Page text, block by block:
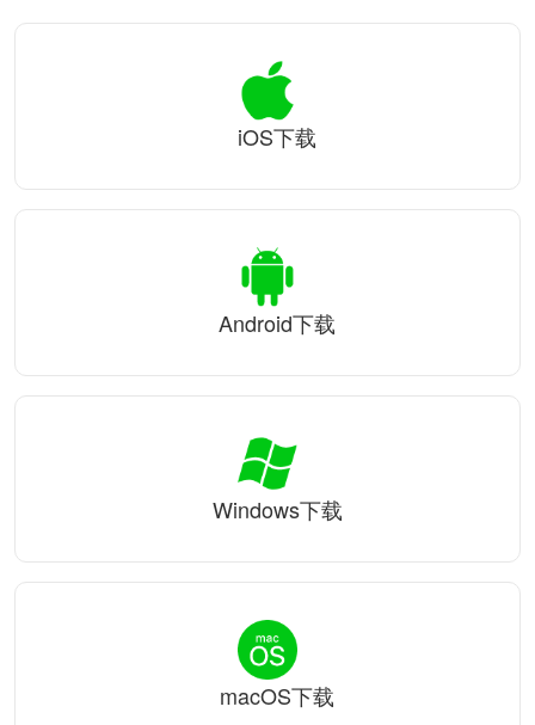
iOS下载
Android下载
Windows下载
macOS下载